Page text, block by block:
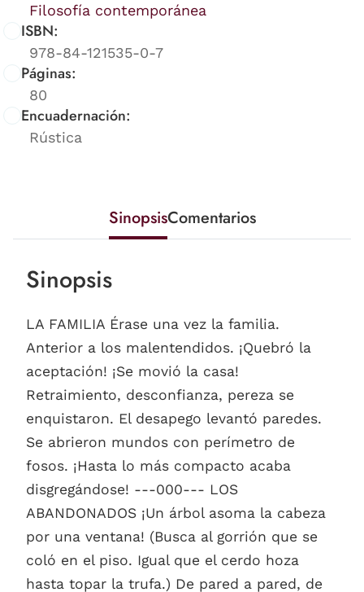
Filosofía contemporánea
ISBN:
978-84-121535-0-7
Páginas:
80
Encuadernación:
Rústica
SinopsisComentarios
Sinopsis
LA FAMILIA Érase una vez la familia.
Anterior a los malentendidos. ¡Quebró la
aceptación! ¡Se movió la casa!
Retraimiento, desconfianza, pereza se
enquistaron. El desapego levantó paredes.
Se abrieron mundos con perímetro de
fosos. ¡Hasta lo más compacto acaba
disgregándose! ---000--- LOS
ABANDONADOS ¡Un árbol asoma la cabeza
por una ventana! (Busca al gorrión que se
coló en el piso. Igual que el cerdo hoza
hasta topar la trufa.) De pared a pared, de